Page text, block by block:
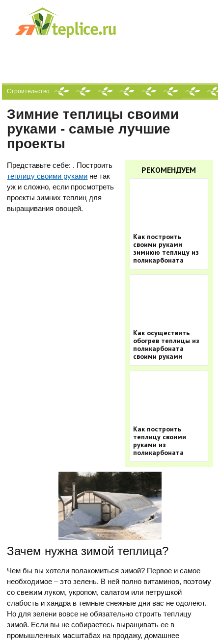
Строительство
Зимние теплицы своими
руками - самые лучшие
проекты
РЕКОМЕНДУЕМ
Как построить
своими руками
зимнюю теплицу из
поликарбоната
Как осуществить
обогрев теплицы из
поликарбоната
своими руками
Как построить
теплицу своими
руками из
поликарбоната
Представьте себе: . Построить
теплицу своими руками не так
уж и сложно, если просмотреть
проекты зимних теплиц для
выращивания овощей.
Зачем нужна зимой теплица?
Чем бы вы хотели полакомиться зимой? Первое и самое
необходимое – это зелень. В ней полно витаминов, поэтому
со свежим луком, укропом, салатом или петрушкой
слабость и хандра в темные снежные дни вас не одолеют.
Но для зелени вовсе не обязательно строить теплицу
зимой. Если вы не собираетесь выращивать ее в
промышленных масштабах на продажу, домашнее